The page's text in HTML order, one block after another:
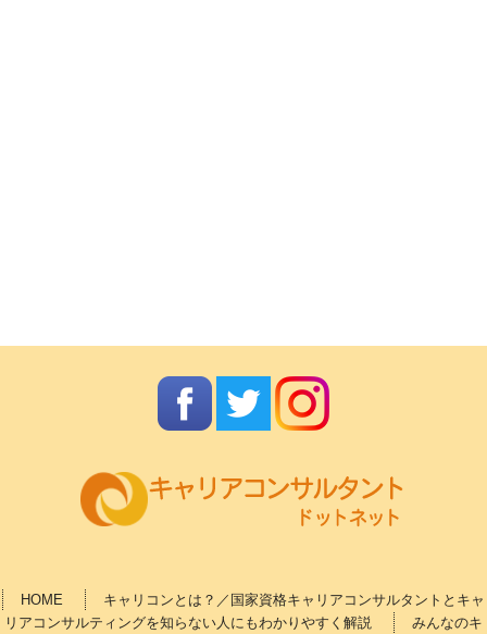
HOME
キャリコンとは？／国家資格キャリアコンサルタントとキャ
リアコンサルティングを知らない人にもわかりやすく解説
みんなのキ